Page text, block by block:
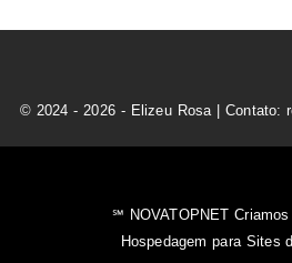
© 2024 - 2026 - Elizeu Rosa | Contato:
℠ NOVATOPNET
Hospedagem para Sites